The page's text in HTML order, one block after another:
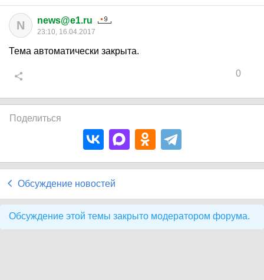
N news@e1.ru
23:10, 16.04.2017
Тема автоматически закрыта.
0
Поделиться
Обсуждение новостей
Обсуждение этой темы закрыто модератором форума.